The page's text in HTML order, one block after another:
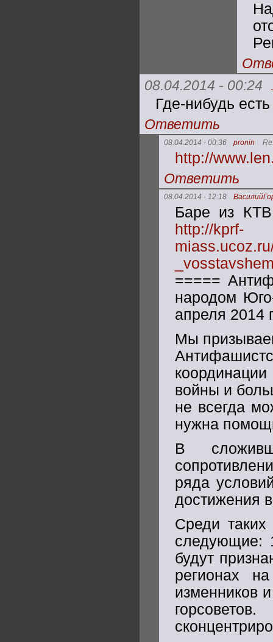
08.04.2014 - 00:24
Где-нибудь
Ответить
08.04.2014 - 00:36 pronin
http://
Ответить
08.04.2014 - 12:18
Баре из
http://kprf-
=====
народом
апреля 2014
Мы
войны и
не всегда
нужна
В
ряда
достижения
Среди
следующие:
будут
регионах
изменников